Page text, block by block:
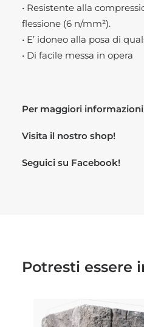
• Resistente alla
flessione (6 n/mm²).
• E’ idoneo alla posa di
• Di facile messa in opera
Per maggiori informazioni
Visita il nostro shop!
Seguici su Facebook!
Potresti essere